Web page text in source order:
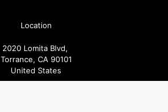
Location
2020 Lomita Blvd,
Torrance, CA 90101
United States